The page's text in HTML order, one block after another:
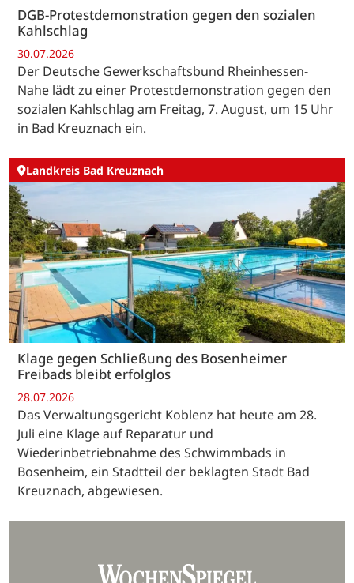
DGB-Protestdemonstration gegen den sozialen
Kahlschlag
30.07.2026
Der Deutsche Gewerkschaftsbund Rheinhessen-
Nahe lädt zu einer Protestdemonstration gegen den
sozialen Kahlschlag am Freitag, 7. August, um 15 Uhr
in Bad Kreuznach ein.
Landkreis Bad Kreuznach
Klage gegen Schließung des Bosenheimer
Freibads bleibt erfolglos
28.07.2026
Das Verwaltungsgericht Koblenz hat heute am 28.
Juli eine Klage auf Reparatur und
Wiederinbetriebnahme des Schwimmbads in
Bosenheim, ein Stadtteil der beklagten Stadt Bad
Kreuznach, abgewiesen.